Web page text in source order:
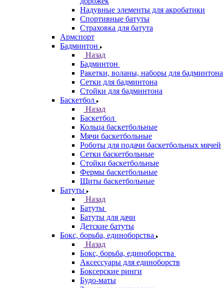
Надувные элементы для акробатики
Спортивные батуты
Страховка для батута
Армспорт
Бадминтон
Назад
Бадминтон
Ракетки, воланы, наборы для бадминтона
Сетки для бадминтона
Стойки для бадминтона
Баскетбол
Назад
Баскетбол
Кольца баскетбольные
Мячи баскетбольные
Роботы для подачи баскетбольных мячей
Сетки баскетбольные
Стойки баскетбольные
Фермы баскетбольные
Щиты баскетбольные
Батуты
Назад
Батуты
Батуты для дачи
Детские батуты
Бокс, борьба, единоборства
Назад
Бокс, борьба, единоборства
Аксессуары для единоборств
Боксерские ринги
Будо-маты